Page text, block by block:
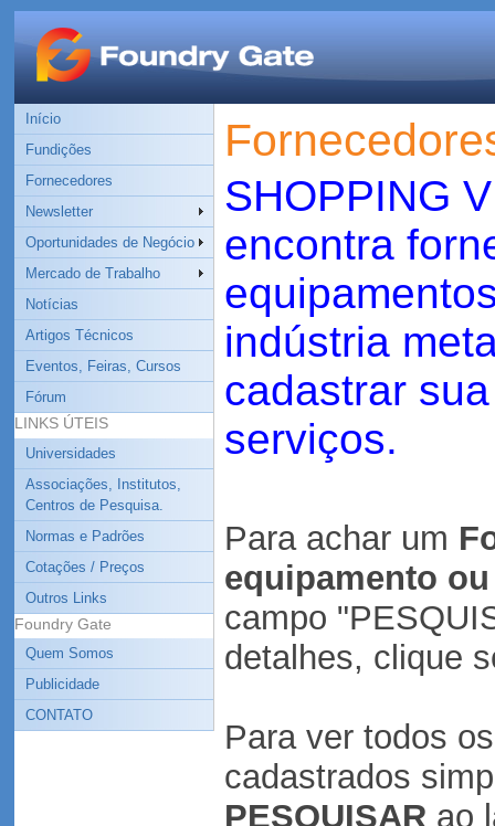
Início
Fundições
Fornecedores
Newsletter
Oportunidades de Negócio
Mercado de Trabalho
Notícias
Artigos Técnicos
Eventos, Feiras, Cursos
Fórum
LINKS ÚTEIS
Universidades
Associações, Institutos,
Centros de Pesquisa.
Normas e Padrões
Cotações / Preços
Outros Links
Foundry Gate
Quem Somos
Publicidade
CONTATO
SHOPPING
encontra
indústria
cadastrar
serviços.
Para achar um
equipamento
campo
detalhes, clique
Para ver todos
cadastrados
PESQUISARao